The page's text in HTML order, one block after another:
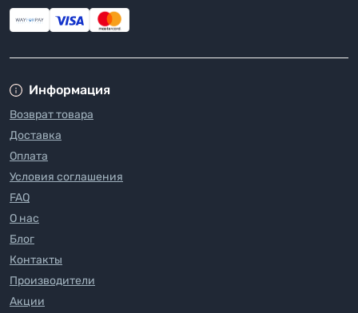
Информация
Возврат товара
Доставка
Оплата
Условия соглашения
FAQ
О нас
Блог
Контакты
Производители
Акции